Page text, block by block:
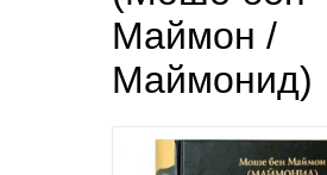
Маймон /
Маймонид)